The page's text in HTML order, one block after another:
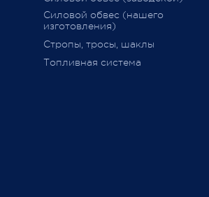
органом сертификации
оформляетсяОТТС
определённую марку и модель,
данный документвыдается на
Силовой обвес (нашего
изготовления)
Стропы, тросы, шаклы
Топливная система